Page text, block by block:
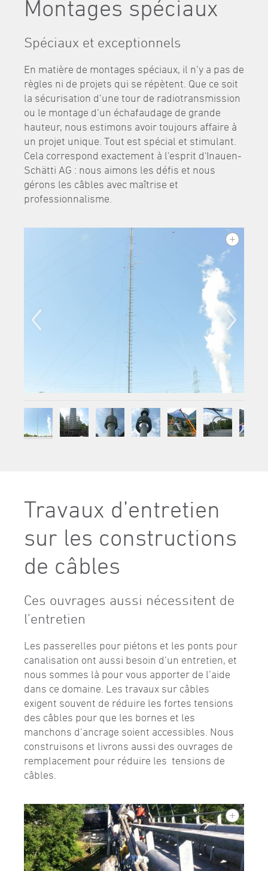
Montages spéciaux
Spéciaux et exceptionnels
En matière de montages spéciaux, il n’y a pas de
règles ni de projets qui se répètent. Que ce soit
la sécurisation d’une tour de radiotransmission
ou le montage d’un échafaudage de grande
hauteur, nous estimons avoir toujours affaire à
un projet unique. Tout est spécial et stimulant.
Cela correspond exactement à l'esprit d'Inauen-
Schätti AG : nous aimons les défis et nous
gérons les câbles avec maîtrise et
professionnalisme.
Travaux d’entretien
sur les constructions
de câbles
Ces ouvrages aussi nécessitent de
l’entretien
Les passerelles pour piétons et les ponts pour
canalisation ont aussi besoin d’un entretien, et
nous sommes là pour vous apporter de l’aide
dans ce domaine. Les travaux sur câbles
exigent souvent de réduire les fortes tensions
des câbles pour que les bornes et les
manchons d’ancrage soient accessibles. Nous
construisons et livrons aussi des ouvrages de
remplacement pour réduire les tensions de
câbles.